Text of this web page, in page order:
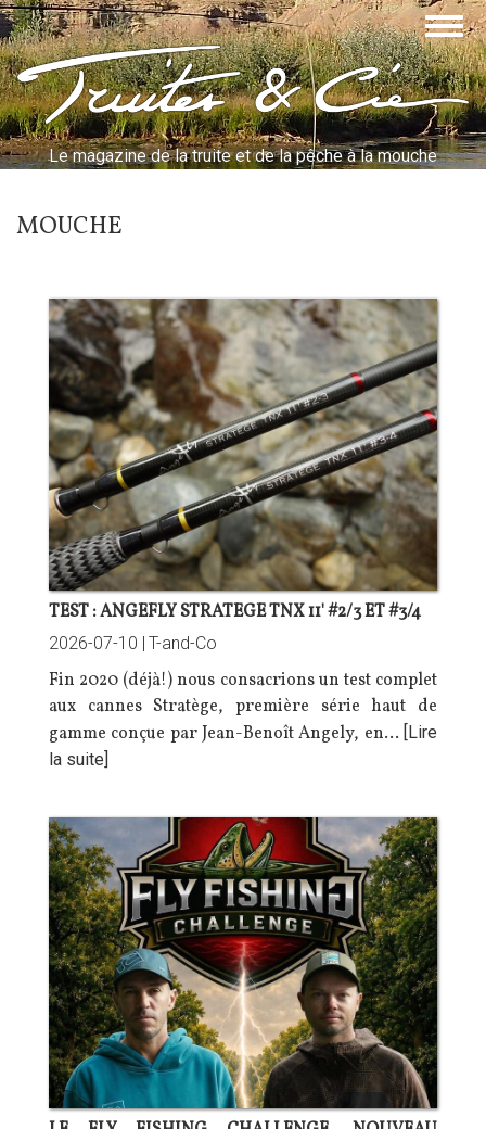
Aller
au
contenu
principalTruites & Cie
Le magazine de la truite et de la pêche à la mouche
MOUCHE
TEST : ANGEFLY STRATEGE TNX 11' #2/3 ET #3/4
2026-07-10 | T-and-Co
Fin 2020 (déjà!) nous consacrions un test complet
aux cannes Stratège, première série haut de
gamme conçue par Jean-Benoît Angely, en… [Lire
la suite]